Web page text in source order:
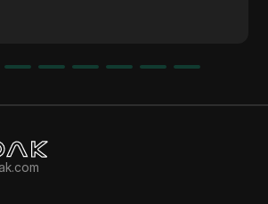
Он детализирует шаги по
заработка на веб-сайте
токенов Catly. Также
идеи о потенциальной
управления рисками.